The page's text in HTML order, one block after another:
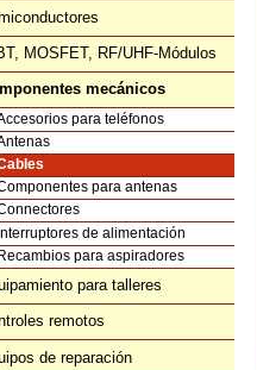
MOSFET, RF/UHF-Módulos
mecánicos
para teléfonos
para antenas
de alimentación
para aspiradores
para talleres
remotos
de reparación